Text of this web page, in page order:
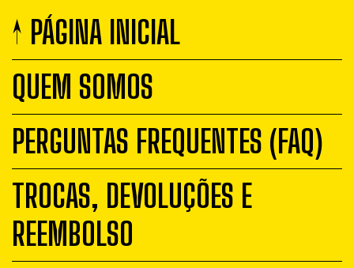
↑ PÁGINA INICIAL
QUEM SOMOS
PERGUNTAS FREQUENTES (FAQ)
TROCAS, DEVOLUÇÕES E
REEMBOLSO